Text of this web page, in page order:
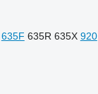
635F 635R 635X 920